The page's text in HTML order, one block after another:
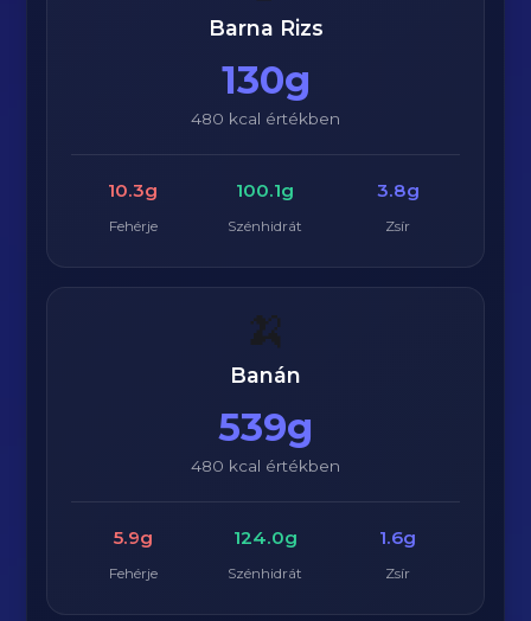
Barna Rizs
130g
480 kcal értékben
10.3g
Fehérje
100.1g
Szénhidrát
3.8g
Zsír
🍌
Banán
539g
480 kcal értékben
5.9g
Fehérje
124.0g
Szénhidrát
1.6g
Zsír